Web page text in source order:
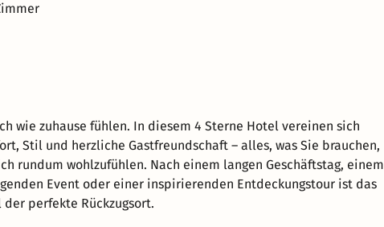
wie zuhause fühlen. In diesem 4 Sterne Hotel vereinen sich
Stil und herzliche Gastfreundschaft – alles, was Sie brauchen,
rundum wohlzufühlen. Nach einem langen Geschäftstag, einem
Event oder einer inspirierenden Entdeckungstour ist das
der perfekte Rückzugsort.